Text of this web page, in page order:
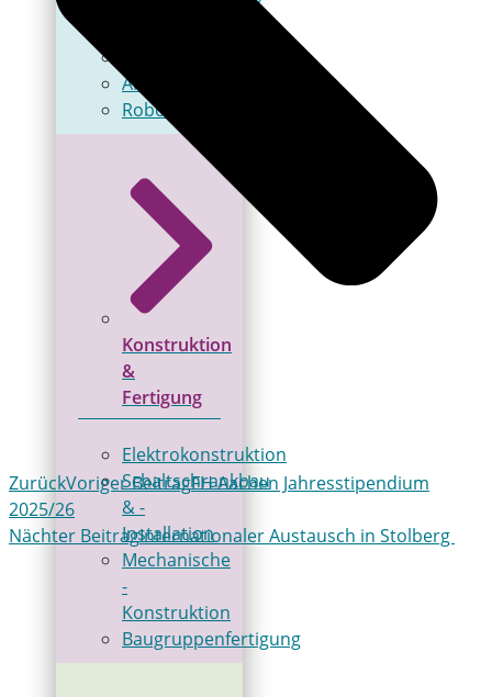
Antriebstechnik
Robotik
Konstruktion
&
Fertigung
Elektrokonstruktion
Schaltschrankbau
& ­
Installation
Mechanische
­
Konstruktion
Baugruppenfertigung
ZurückVoriger BeitragFH Aachen Jahresstipendium
2025/26
Nächter BeitragInternationaler Austausch in Stolberg